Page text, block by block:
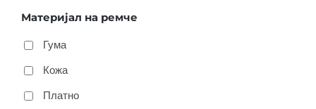
Материјал на ремче
Гума
Кожа
Платно